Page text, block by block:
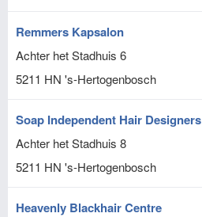
Remmers Kapsalon
Achter het Stadhuis 6
5211 HN 's-Hertogenbosch
Soap Independent Hair Designers
Achter het Stadhuis 8
5211 HN 's-Hertogenbosch
Heavenly Blackhair Centre